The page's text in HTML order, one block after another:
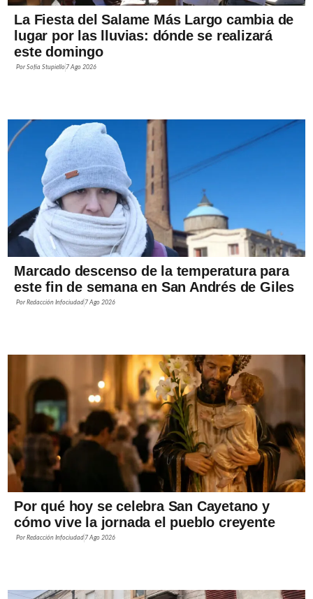
La Fiesta del Salame Más Largo cambia de
lugar por las lluvias: dónde se realizará
este domingo
PorSofía Stupiello 7 Ago 2026
Marcado descenso de la temperatura para
este fin de semana en San Andrés de Giles
PorRedacción Infociudad 7 Ago 2026
Por qué hoy se celebra San Cayetano y
cómo vive la jornada el pueblo creyente
PorRedacción Infociudad 7 Ago 2026